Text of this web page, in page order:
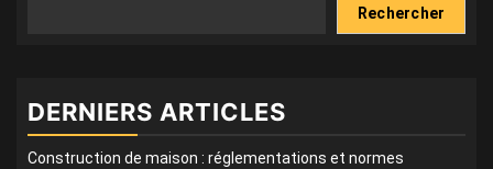
Rechercher
DERNIERS ARTICLES
Construction de maison : réglementations et normes